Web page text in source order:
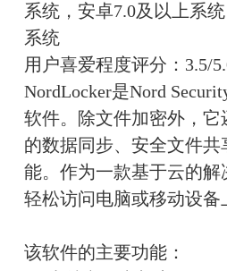
系统，安卓7.0及以上系
系统
用户喜爱程度评分：3.5/
NordLocker是Nord
软件。除文件加密外，它
的数据同步、安全文件共
能。作为一款基于云的解
轻松访问电脑或移动设备
该软件的主要功能：